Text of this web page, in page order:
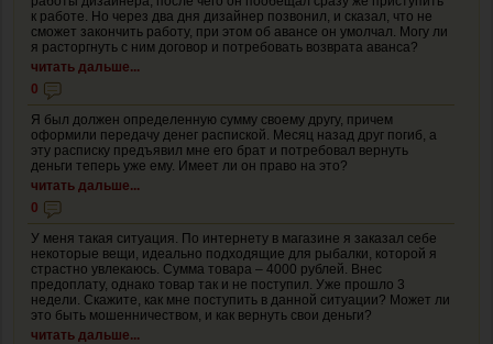
к работе. Но через два дня дизайнер позвонил, и сказал, что не
сможет закончить работу, при этом об авансе он умолчал. Могу ли
я расторгнуть с ним договор и потребовать возврата аванса?
читать дальше...
0
Я был должен определенную сумму своему другу, причем
оформили передачу денег распиской. Месяц назад друг погиб, а
эту расписку предъявил мне его брат и потребовал вернуть
деньги теперь уже ему. Имеет ли он право на это?
читать дальше...
0
У меня такая ситуация. По интернету в магазине я заказал себе
некоторые вещи, идеально подходящие для рыбалки, которой я
страстно увлекаюсь. Сумма товара – 4000 рублей. Внес
предоплату, однако товар так и не поступил. Уже прошло 3
недели. Скажите, как мне поступить в данной ситуации? Может ли
это быть мошенничеством, и как вернуть свои деньги?
читать дальше...